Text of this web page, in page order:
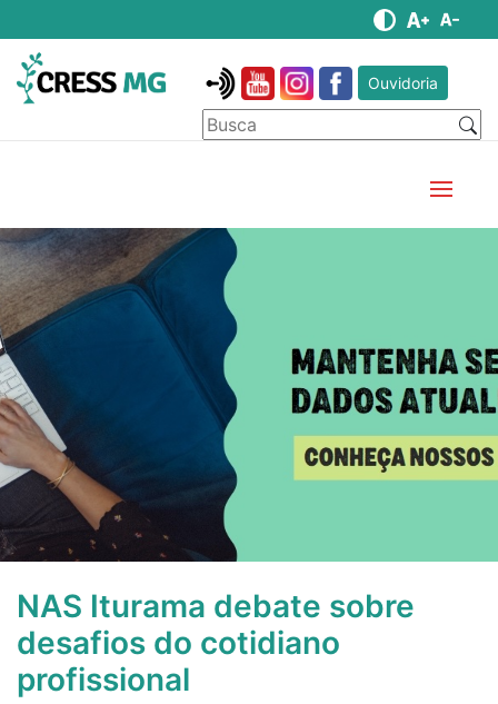
Ouvidoria
NAS Iturama debate sobre
desafios do cotidiano
profissional